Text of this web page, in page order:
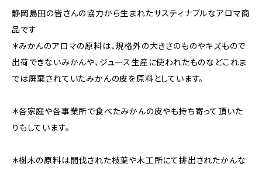
静岡島田の皆さんの協力から生まれたサスティナブルなアロマ商
品です
＊みかんのアロマの原料は、規格外の大きさのものやキズもので
出荷できないみかんや、ジュース生産に使われたものなどこれま
では廃棄されていたみかんの皮を原料としています。
＊各家庭や各事業所で食べたみかんの皮やも持ち寄って頂いた
りもしています。
＊樹木の原料は間伐された枝葉や木工所にて排出されたかんな